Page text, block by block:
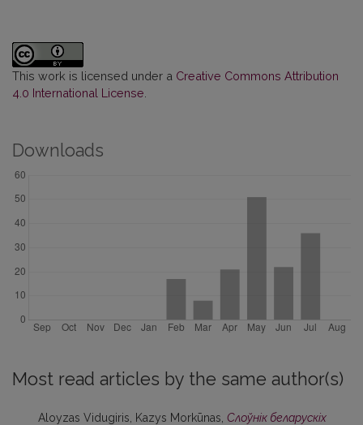
This work is licensed under a Creative Commons Attribution
4.0 International License
Downloads
Most read articles by the same author(s)
Aloyzas Vidugiris, Kazys Morkūnas, Слоўнiк беларускiх